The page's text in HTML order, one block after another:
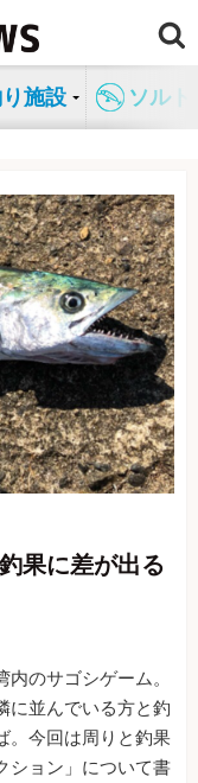
施設 ソル
果に差が出る
のサゴシゲーム。
に並んでいる方と釣
。今回は周りと釣果
ション」について書